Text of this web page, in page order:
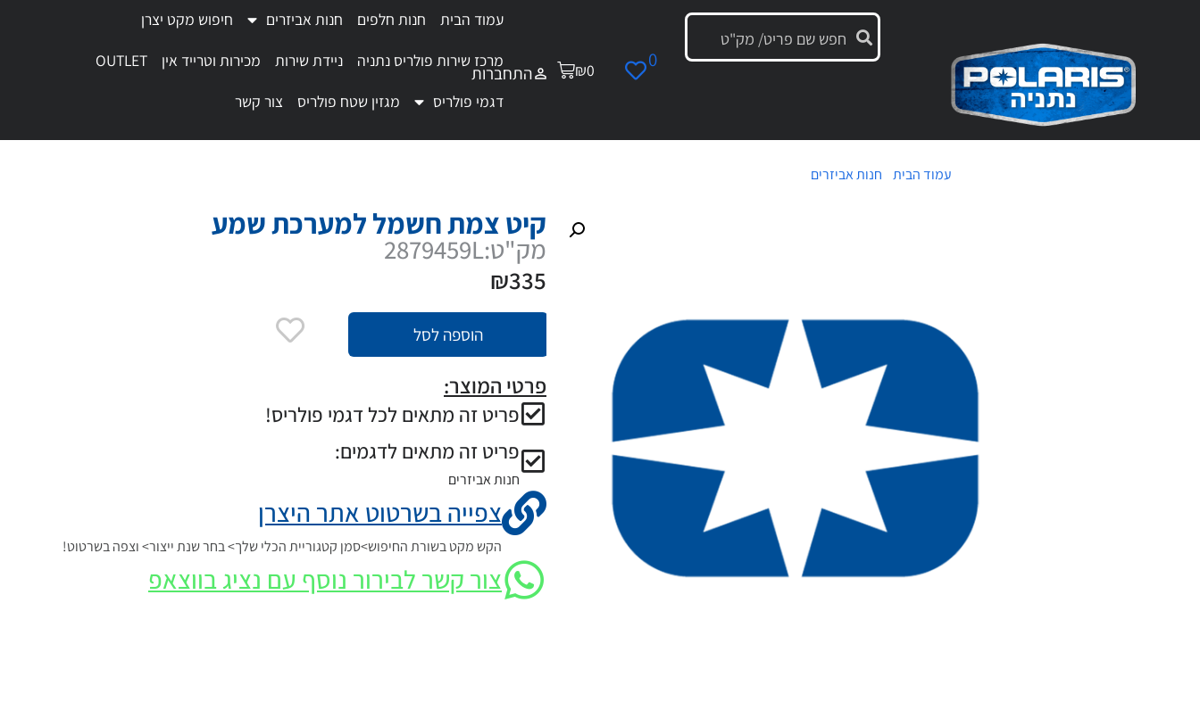
0
₪0 התחברות
עמוד הבית חנות חלפים חנות אביזרים
חיפוש מקט יצרן
מרכז שירות פולריס נתניה
ניידת שירות מכירות וטרייד אין
OUTLET
דגמי פולריס
מגזין שטח פולריס צור קשר
קיט צמת חשמל למערכת שמע
מק"ט:2879459L
₪335
הוספה לסל
פרטי המוצר:
פריט זה מתאים לכל דגמי פולריס!
פריט זה מתאים לדגמים:
חנות אביזרים
צפייה בשרטוט אתר היצרן
הקש מקט בשורת החיפוש>סמן קטגוריית הכלי שלך> בחר שנת ייצור> וצפה בשרטוט!
צור קשר לבירור נוסף עם נציג בווצאפ
עמוד הבית/ חנות אביזרים